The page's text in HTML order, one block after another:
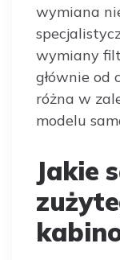
wymiana
wymiany
głównie od
różna w
modelu
Jakie